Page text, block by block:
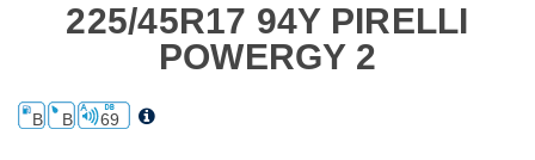
225/45R17 94Y PIRELLI
POWERGY 2
B B 69